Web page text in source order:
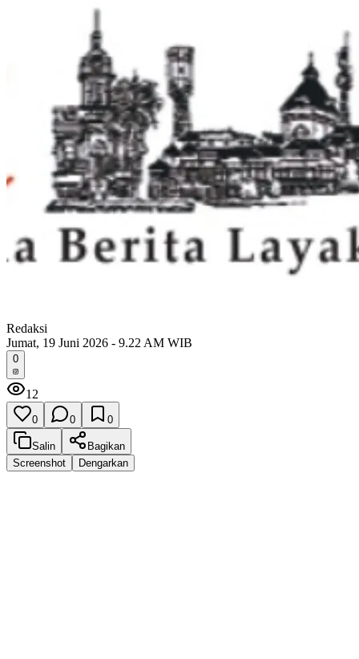
Redaksi
Jumat, 19 Juni 2026 - 9.22 AM WIB
0
12
0 0 0
Salin
Bagikan
Screenshot
Dengarkan